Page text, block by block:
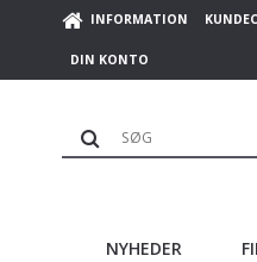
INFORMATION
DIN KONTO
NYHEDER